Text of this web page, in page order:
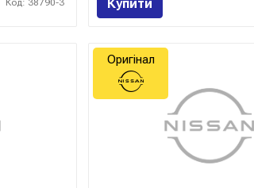
Код: 38790-3 Купити
Оригінал